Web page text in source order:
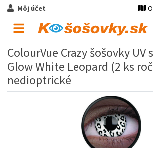
Môj účet
ColourVue Crazy šošovky UV
Glow White Leopard (2 ks
nedioptrické